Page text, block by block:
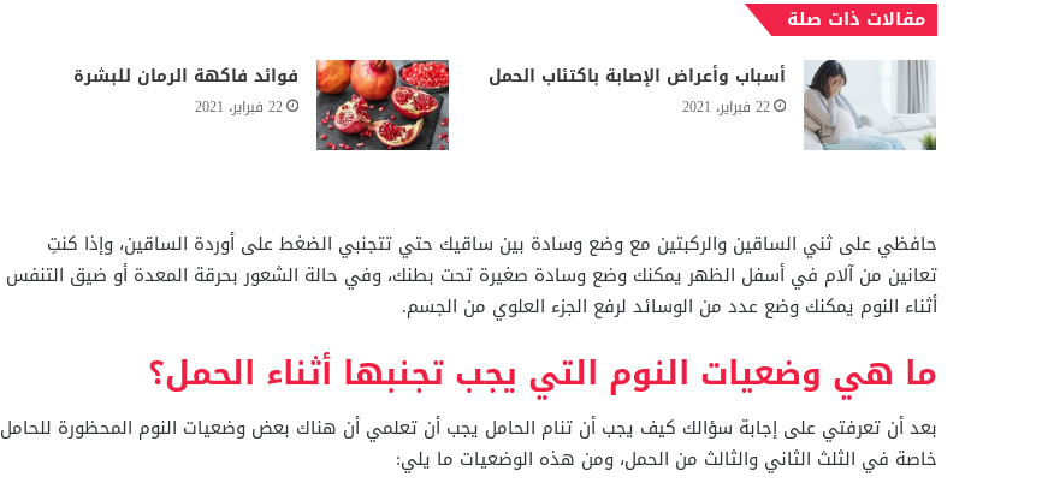
مقالات ذات صلة
أسباب وأعراض الإصابة باكتئاب الحمل
22 فبراير، 2021
فوائد فاكهة الرمان للبشرة
22 فبراير، 2021
حافظي على ثني الساقين والركبتين مع وضع وسادة بين ساقيك حتي تتجنبي الضغط على أوردة الساقين، وإذا كنتِ
تعانين من آلام في أسفل الظهر يمكنك وضع وسادة صغيرة تحت بطنك، وفي حالة الشعور بحرقة المعدة أو ضيق التنفس
أثناء النوم يمكنك وضع عدد من الوسائد لرفع الجزء العلوي من الجسم.
ما هي وضعيات النوم التي يجب تجنبها أثناء الحمل؟
بعد أن تعرفتي على إجابة سؤالك كيف يجب أن تنام الحامل يجب أن تعلمي أن هناك بعض وضعيات النوم المحظورة للحامل
خاصة في الثلث الثاني والثالث من الحمل، ومن هذه الوضعيات ما يلي: